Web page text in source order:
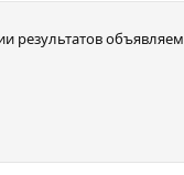
результатов объявляем